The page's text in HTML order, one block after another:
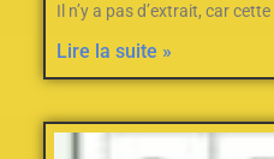
Il n’y a pas d’extrait, car
Lire la suite »